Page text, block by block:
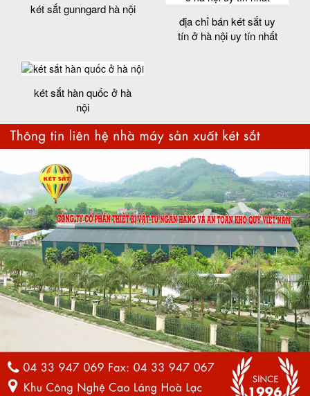
két sắt gunngard hà nội
địa chỉ bán két sắt uy
tín ở hà nội uy tín nhất
két sắt hàn quốc ở hà
nội